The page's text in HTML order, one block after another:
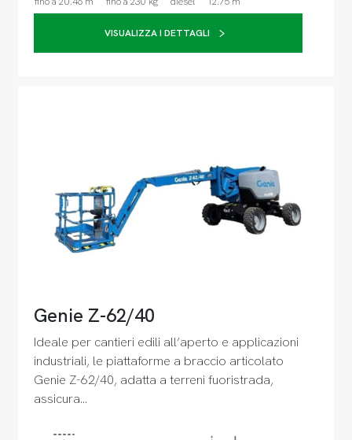
VISUALIZZA I DETTAGLI
Genie Z-62/40
Ideale per cantieri edili all’aperto e applicazioni
industriali, le piattaforme a braccio articolato
Genie Z-62/40, adatta a terreni fuoristrada,
assicura…